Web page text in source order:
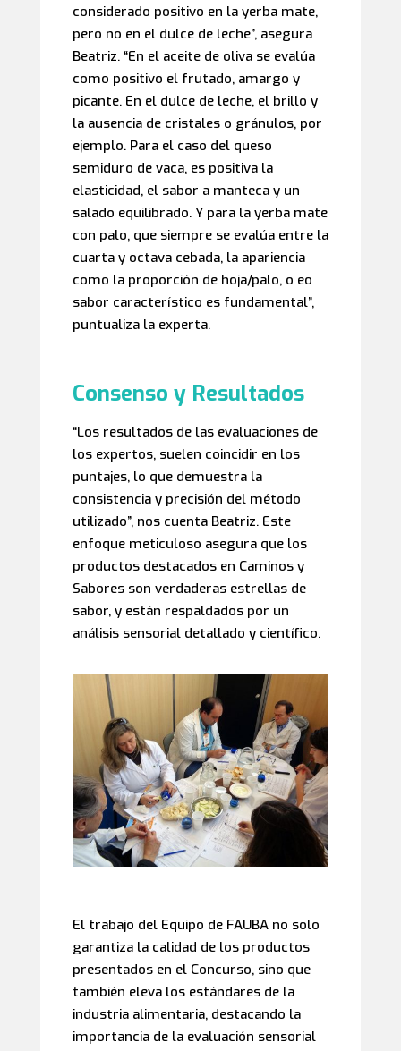
considerado positivo en la yerba mate,
pero no en el dulce de leche”, asegura
Beatriz. “En el aceite de oliva se evalúa
como positivo el frutado, amargo y
picante. En el dulce de leche, el brillo y
la ausencia de cristales o gránulos, por
ejemplo. Para el caso del queso
semiduro de vaca, es positiva la
elasticidad, el sabor a manteca y un
salado equilibrado. Y para la yerba mate
con palo, que siempre se evalúa entre la
cuarta y octava cebada, la apariencia
como la proporción de hoja/palo, o eo
sabor característico es fundamental”,
puntualiza la experta.
Consenso y Resultados
“Los resultados de las evaluaciones de
los expertos, suelen coincidir en los
puntajes, lo que demuestra la
consistencia y precisión del método
utilizado”, nos cuenta Beatriz. Este
enfoque meticuloso asegura que los
productos destacados en Caminos y
Sabores son verdaderas estrellas de
sabor, y están respaldados por un
análisis sensorial detallado y científico.
El trabajo del Equipo de FAUBA no solo
garantiza la calidad de los productos
presentados en el Concurso, sino que
también eleva los estándares de la
industria alimentaria, destacando la
importancia de la evaluación sensorial